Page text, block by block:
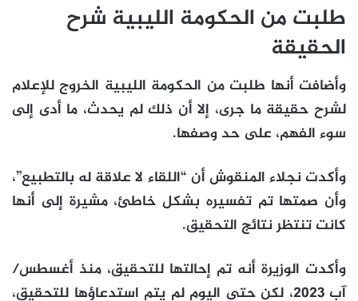
طلبت من الحكومة الليبية شرح
الحقيقة
وأضافت أنها طلبت من الحكومة الليبية الخروج للإعلام
لشرح حقيقة ما جرى، إلا أن ذلك لم يحدث، ما أدى إلى
سوء الفهم، على حد وصفها.
وأكدت نجلاء المنقوش أن “اللقاء لا علاقة له بالتطبيع”،
وأن صمتها تم تفسيره بشكل خاطئ، مشيرة إلى أنها
كانت تنتظر نتائج التحقيق.
وأكدت الوزيرة أنه تم إحالتها للتحقيق، منذ أغسطس/
آب 2023، لكن حتى اليوم لم يتم استدعاؤها للتحقيق،